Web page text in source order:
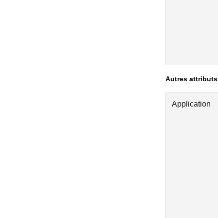
Autres attributs
Application